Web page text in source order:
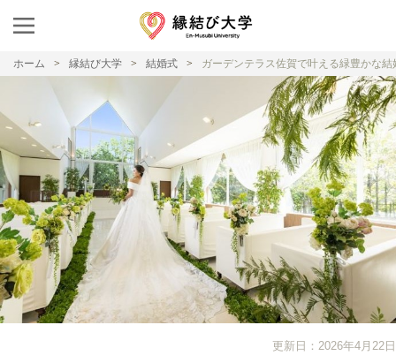
ホーム 縁結び大学 結婚式 ガーデンテラス佐賀で叶える緑豊かな
更新日：2026年4月22日